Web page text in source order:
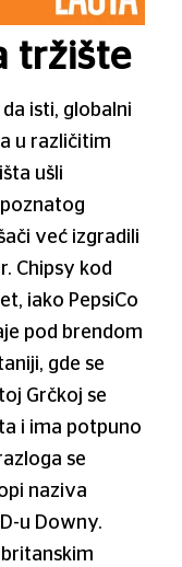
tržište
isti, globalni
u različitim
ušli
već izgradili
Chipsy kod
iako PepsiCo
pod brendom
gde se
Grčkoj se
i ima potpuno
se
naziva
u Downy.
britanskim